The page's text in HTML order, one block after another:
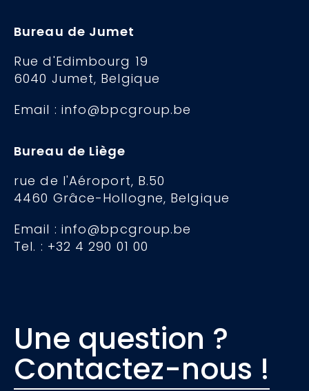
Bureau de Jumet
Rue d'Edimbourg 19
6040 Jumet, Belgique
Email : info@bpcgroup.be
Bureau de Liège
rue de l'Aéroport, B.50
4460 Grâce-Hollogne, Belgique
Email : info@bpcgroup.be
Tel. : +32 4 290 01 00
Une question ?
Contactez-nous !